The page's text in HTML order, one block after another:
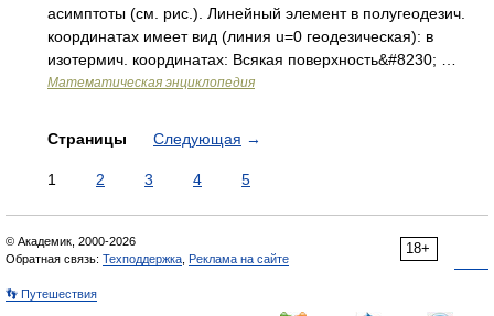
асимптоты (см. рис.). Линейный элемент в полугеодезич.
координатах имеет вид (линия u=0 геодезическая): в
изотермич. координатах: Всякая поверхность&#8230; …
Математическая энциклопедия
Страницы Следующая →
1 2 3 4 5
18+
© Академик, 2000-2026
Обратная связь: Техподдержка Реклама на сайте
👣 Путешествия